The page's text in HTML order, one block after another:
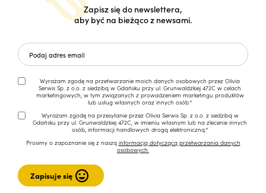
Zapisz się do newslettera,
aby być na bieżąco z newsami.
Wyrażam zgodę na przetwarzanie moich danych osobowych przez Olivia
Serwis Sp. z o.o. z siedzibą w Gdańsku przy ul. Grunwaldzkiej 472C w celach
marketingowych, w tym związanych z prowadzeniem marketingu produktów
lub usług własnych oraz innych osób.*
Wyrażam zgodę na przesyłanie przez Olivia Serwis Sp. z o.o. z siedzibą w
Gdańsku przy ul. Grunwaldzkiej 472C, w imieniu własnym lub na zlecenie innych
osób, informacji handlowych drogą elektroniczną.*
Prosimy o zapoznanie się z naszą informacją dotyczącą przetwarzania danych
osobowych.